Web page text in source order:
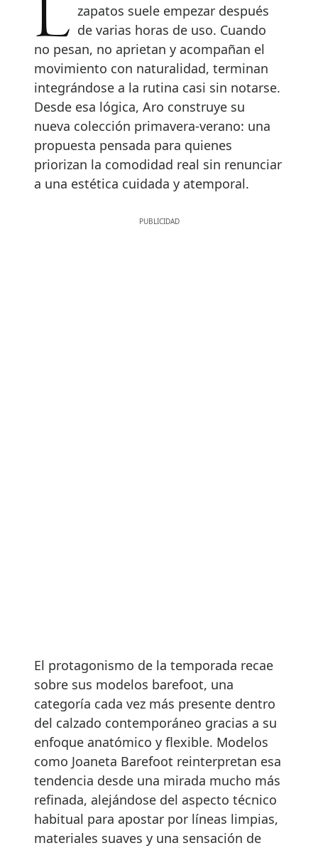
La relación con un buen par de zapatos suele empezar después
de varias horas de uso. Cuando
no pesan, no aprietan y acompañan el
movimiento con naturalidad, terminan
integrándose a la rutina casi sin notarse.
Desde esa lógica, Aro construye su
nueva colección primavera-verano: una
propuesta pensada para quienes
priorizan la comodidad real sin renunciar
a una estética cuidada y atemporal.
El protagonismo de la temporada recae
sobre sus modelos barefoot, una
categoría cada vez más presente dentro
del calzado contemporáneo gracias a su
enfoque anatómico y flexible. Modelos
como Joaneta Barefoot reinterpretan esa
tendencia desde una mirada mucho más
refinada, alejándose del aspecto técnico
habitual para apostar por líneas limpias,
materiales suaves y una sensación de